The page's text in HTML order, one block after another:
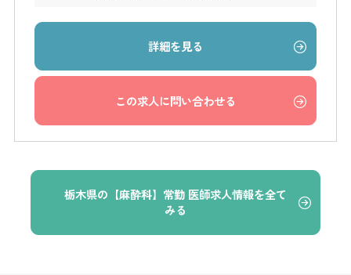
詳細を見る
この求人に問い合わせる
栃木県の【麻酔科】常勤 医師求人情報を全て
みる